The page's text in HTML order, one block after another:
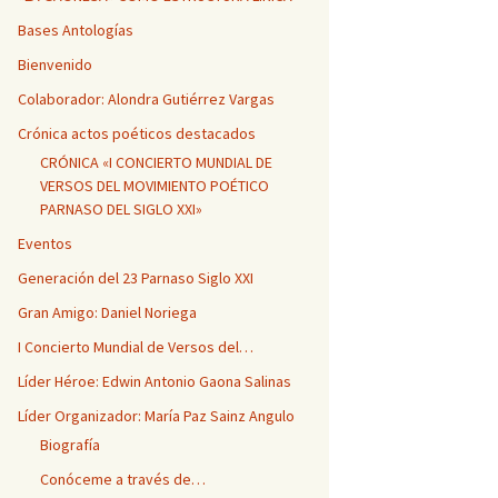
Bases Antologías
Bienvenido
Colaborador: Alondra Gutiérrez Vargas
Crónica actos poéticos destacados
CRÓNICA «I CONCIERTO MUNDIAL DE
VERSOS DEL MOVIMIENTO POÉTICO
PARNASO DEL SIGLO XXI»
Eventos
Generación del 23 Parnaso Siglo XXI
Gran Amigo: Daniel Noriega
I Concierto Mundial de Versos del…
Líder Héroe: Edwin Antonio Gaona Salinas
Líder Organizador: María Paz Sainz Angulo
Biografía
Conóceme a través de…